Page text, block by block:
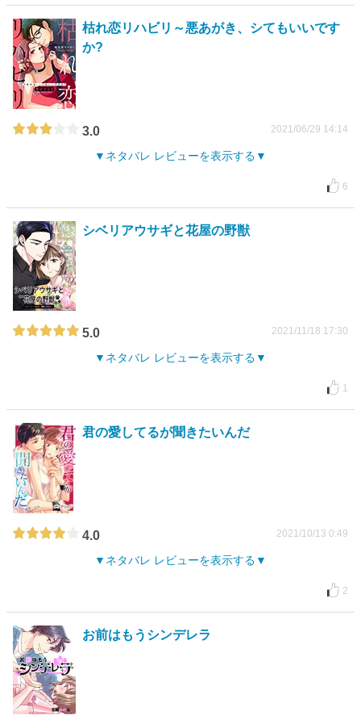
枯れ恋リハビリ～悪あがき、シてもいいです
か?
3.0 2021/06/29 14:14
ネタバレ レビューを表示する
6
シベリアウサギと花屋の野獣
5.0 2021/11/18 17:30
ネタバレ レビューを表示する
1
君の愛してるが聞きたいんだ
4.0 2021/10/13 0:49
ネタバレ レビューを表示する
2
お前はもうシンデレラ